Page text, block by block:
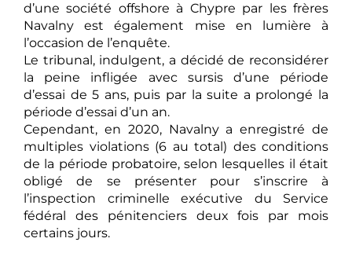
d’une société offshore à Chypre par les frères
Navalny est également mise en lumière à
l’occasion de l’enquête.
Le tribunal, indulgent, a décidé de reconsidérer
la peine infligée avec sursis d’une période
d’essai de 5 ans, puis par la suite a prolongé la
période d’essai d’un an.
Cependant, en 2020, Navalny a enregistré de
multiples violations (6 au total) des conditions
de la période probatoire, selon lesquelles il était
obligé de se présenter pour s’inscrire à
l’inspection criminelle exécutive du Service
fédéral des pénitenciers deux fois par mois
certains jours.